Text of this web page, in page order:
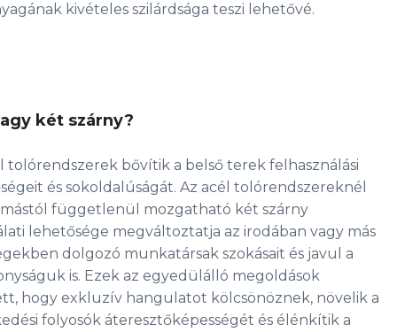
kivételes szilárdsága teszi lehetővé.
két szárny?
tolórendszerek bővítik a belső terek felhasználási
és sokoldalúságát. Az acél tolórendszereknél
függetlenül mozgatható két szárny
lehetősége megváltoztatja az irodában vagy más
dolgozó munkatársak szokásait és javul a
is. Ezek az egyedülálló megoldások
hogy exkluzív hangulatot kölcsönöznek, növelik a
folyosók áteresztőképességét és élénkítik a